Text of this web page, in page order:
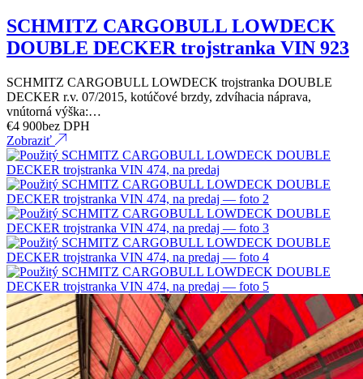
SCHMITZ CARGOBULL LOWDECK
DOUBLE DECKER trojstranka VIN 923
SCHMITZ CARGOBULL LOWDECK trojstranka DOUBLE
DECKER r.v. 07/2015, kotúčové brzdy, zdvíhacia náprava,
vnútorná výška:…
€4 900bez DPH
Zobraziť